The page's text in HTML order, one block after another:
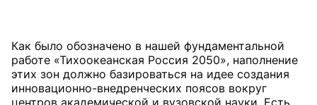
Как было обозначено в нашей фундаментальной
работе «Тихоокеанская Россия 2050», наполнение
этих зон должно базироваться на идее создания
инновационно-внедренческих поясов вокруг
центров академической и вузовской науки. Есть